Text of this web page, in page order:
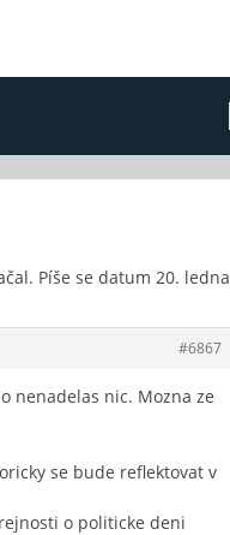
Píše se datum 20. ledna
#6867
nenadelas nic. Mozna ze
se bude reflektovat v
o politicke deni